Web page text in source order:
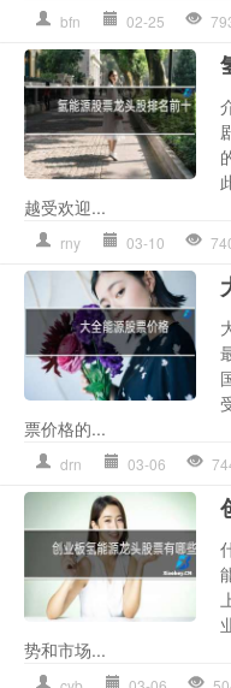
bfn 02-25
越受欢迎...
rny 03-10
票价格的...
drn 03-06
势和市场...